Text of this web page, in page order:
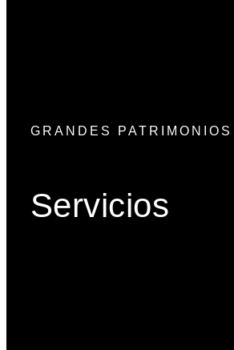
GRANDES PATRIMONIOS
Servicios